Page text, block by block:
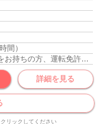
間）
介護支援専門員の資格をお持ちの方、運転免許あれば尚可
詳細を見る
リックしてください